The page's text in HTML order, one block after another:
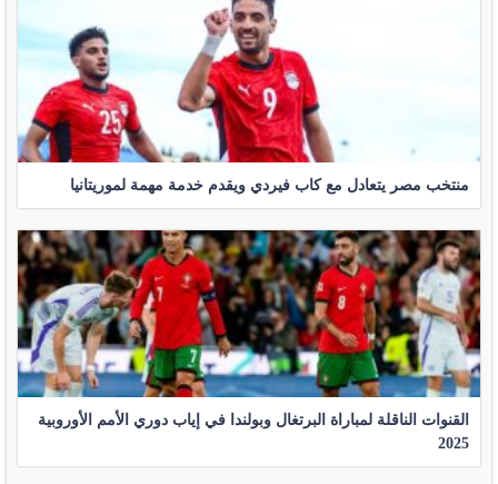
منتخب مصر يتعادل مع كاب فيردي ويقدم خدمة مهمة لموريتانيا
القنوات الناقلة لمباراة البرتغال وبولندا في إياب دوري الأمم الأوروبية
2025